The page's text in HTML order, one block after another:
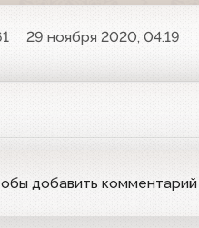
29 ноября 2020, 04:19
добавить комментарий